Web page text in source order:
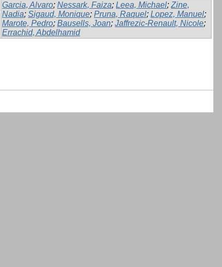
Garcia, Alvaro; Nessark, Faiza; Leea, Michael; Zine,
Nadia; Sigaud, Monique; Pruna, Raquel; Lopez, Manuel;
Marote, Pedro; Bausells, Joan; Jaffrezic-Renault, Nicole;
Errachid, Abdelhamid